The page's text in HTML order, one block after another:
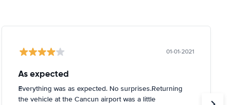
01-01-2021
As expected
Everything was as expected. No surprises.Returning
the vehicle at the Cancun airport was a little